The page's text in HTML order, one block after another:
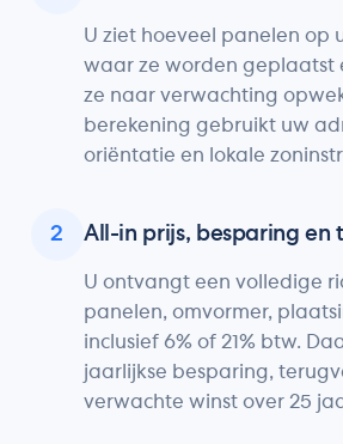
U ziet hoeveel panelen op
waar ze worden geplaatst
ze naar verwachting
berekening gebruikt uw
oriëntatie en lokale
2 All-in prijs, besparing en
U ontvangt een volledige
panelen, omvormer,
inclusief 6% of 21% btw.
jaarlijkse besparing,
verwachte winst over 25